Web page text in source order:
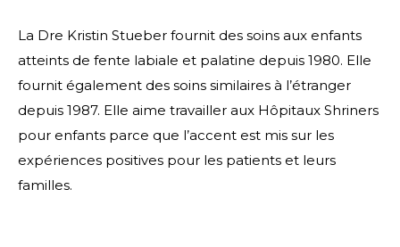
La Dre Kristin Stueber fournit des soins aux enfants
atteints de fente labiale et palatine depuis 1980. Elle
fournit également des soins similaires à l’étranger
depuis 1987. Elle aime travailler aux Hôpitaux Shriners
pour enfants parce que l’accent est mis sur les
expériences positives pour les patients et leurs
familles.